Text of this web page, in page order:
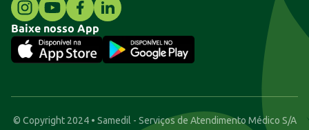
Baixe nosso App
© Copyright 2024 • Samedil - Serviços de Atendimento Médico S/A